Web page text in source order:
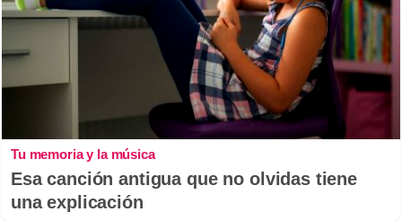
Tu memoria y la música
Esa canción antigua que no olvidas tiene
una explicación